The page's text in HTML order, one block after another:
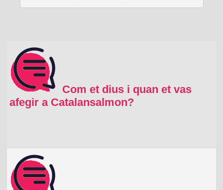
Com et dius i quan et vas
afegir a Catalansalmon?